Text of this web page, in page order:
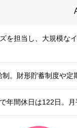
を担当し、大規模な
。財形貯蓄制度や
年間休日は122日。